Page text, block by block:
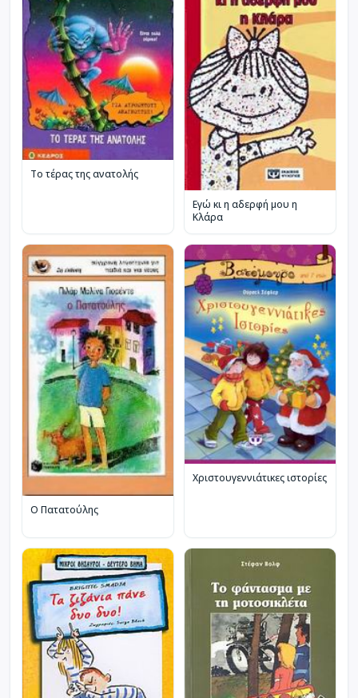
Το τέρας της ανατολής
Εγώ κι η αδερφή μου η
Κλάρα
Ο Πατατούλης
Χριστουγεννιάτικες ιστορίες